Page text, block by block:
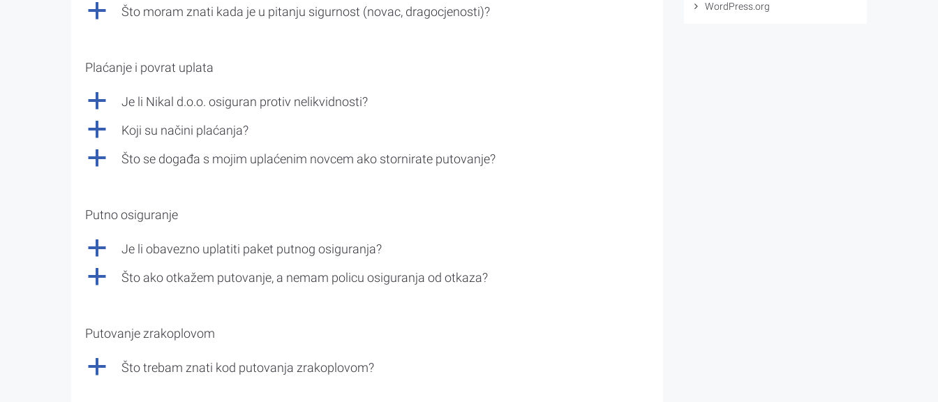
a Što moram znati kada je u pitanju sigurnost (novac, dragocjenosti)?
Plaćanje i povrat uplata
a Je li Nikal d.o.o. osiguran protiv nelikvidnosti?
a Koji su načini plaćanja?
a Što se događa s mojim uplaćenim novcem ako stornirate putovanje?
Putno osiguranje
a Je li obavezno uplatiti paket putnog osiguranja?
a Što ako otkažem putovanje, a nemam policu osiguranja od otkaza?
Putovanje zrakoplovom
a Što trebam znati kod putovanja zrakoplovom?
WordPress.org